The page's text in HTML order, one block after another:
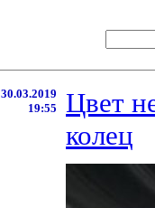
30.03.2019
19:55
Цвет
колец